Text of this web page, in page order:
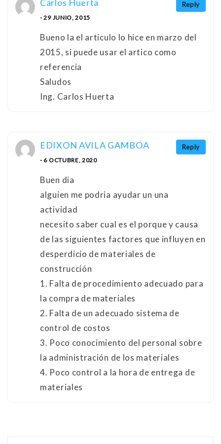
Reply
Carlos Huerta
- 29 JUNIO, 2015
Bueno la el articulo lo hice en marzo del
2015, si puede usar el artico como
referencia
Saludos
Ing. Carlos Huerta
Reply
EDIXON AVILA GAMBOA
- 6 OCTUBRE, 2020
Buen dia
alguien me podria ayudar un una
actividad
necesito saber cual es el porque y causa
de las siguientes factores que influyen en
desperdicio de materiales de
construcción
1. Falta de procedimiento adecuado para
la compra de materiales
2. Falta de un adecuado sistema de
control de costos
3. Poco conocimiento del personal sobre
la administración de los materiales
4. Poco control a la hora de entrega de
materiales